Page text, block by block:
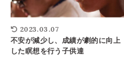
2023.03.07
不安が減少し、成績が劇的に向上
した瞑想を行う子供達